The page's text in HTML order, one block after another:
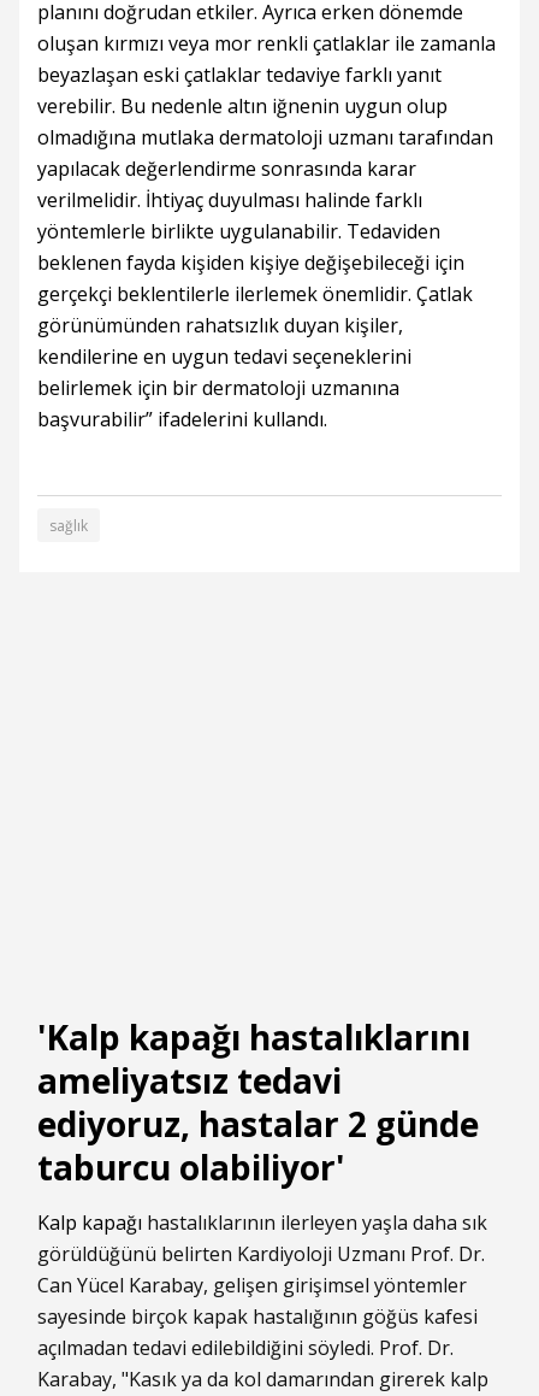
planını doğrudan etkiler. Ayrıca erken dönemde
oluşan kırmızı veya mor renkli çatlaklar ile zamanla
beyazlaşan eski çatlaklar tedaviye farklı yanıt
verebilir. Bu nedenle altın iğnenin uygun olup
olmadığına mutlaka dermatoloji uzmanı tarafından
yapılacak değerlendirme sonrasında karar
verilmelidir. İhtiyaç duyulması halinde farklı
yöntemlerle birlikte uygulanabilir. Tedaviden
beklenen fayda kişiden kişiye değişebileceği için
gerçekçi beklentilerle ilerlemek önemlidir. Çatlak
görünümünden rahatsızlık duyan kişiler,
kendilerine en uygun tedavi seçeneklerini
belirlemek için bir dermatoloji uzmanına
başvurabilir” ifadelerini kullandı.
sağlık
'Kalp kapağı hastalıklarını
ameliyatsız tedavi
ediyoruz, hastalar 2 günde
taburcu olabiliyor'
Kalp kapağı hastalıklarının ilerleyen yaşla daha sık
görüldüğünü belirten Kardiyoloji Uzmanı Prof. Dr.
Can Yücel Karabay, gelişen girişimsel yöntemler
sayesinde birçok kapak hastalığının göğüs kafesi
açılmadan tedavi edilebildiğini söyledi. Prof. Dr.
Karabay, "Kasık ya da kol damarından girerek kalp